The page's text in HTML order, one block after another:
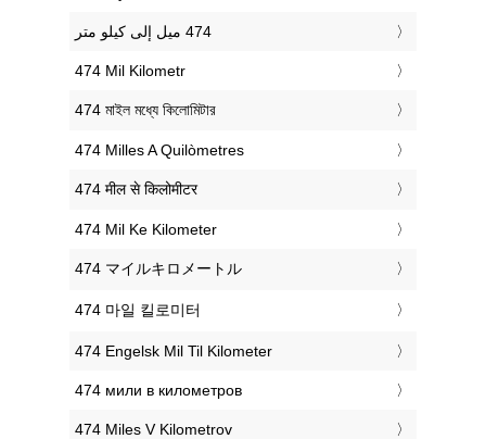
‎474 Mil Kilometr
‎474 মাইল মধ্যে কিলোমিটার
‎474 Milles A Quilòmetres
‎474 मील से किलोमीटर
‎474 Mil Ke Kilometer
‎474 マイルキロメートル
‎474 마일 킬로미터
‎474 Engelsk Mil Til Kilometer
‎474 мили в километров
‎474 Miles V Kilometrov